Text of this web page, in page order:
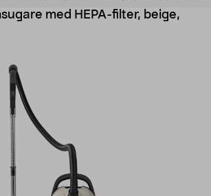
med HEPA-filter, beige,